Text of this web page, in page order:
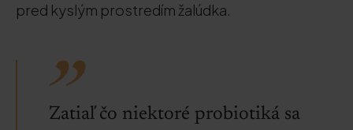
pred kyslým prostredím žalúdka.
Zatiaľ čo niektoré probiotiká sa